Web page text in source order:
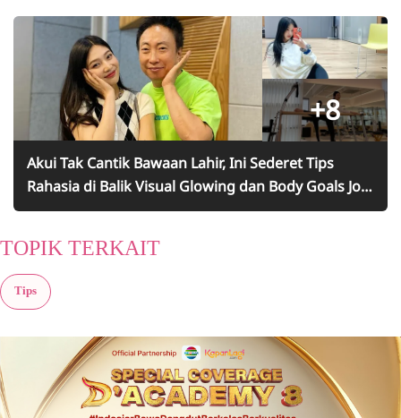
+8
Akui Tak Cantik Bawaan Lahir, Ini Sederet Tips
Rahasia di Balik Visual Glowing dan Body Goals Joy
Red Velvet
TOPIK TERKAIT
Tips